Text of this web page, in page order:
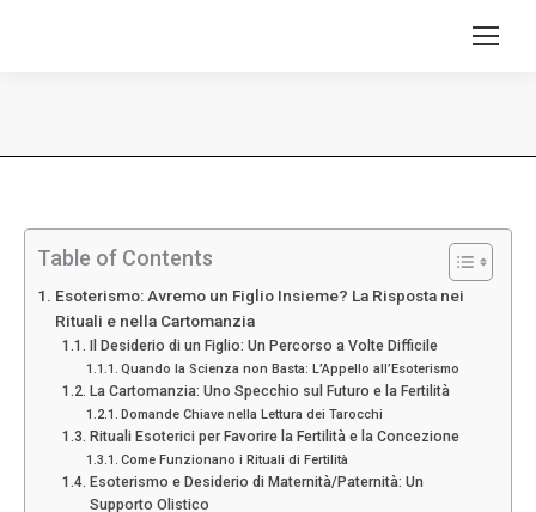
Table of Contents
Esoterismo: Avremo un Figlio Insieme? La Risposta nei
Rituali e nella Cartomanzia
Il Desiderio di un Figlio: Un Percorso a Volte Difficile
Quando la Scienza non Basta: L’Appello all’Esoterismo
La Cartomanzia: Uno Specchio sul Futuro e la Fertilità
Domande Chiave nella Lettura dei Tarocchi
Rituali Esoterici per Favorire la Fertilità e la Concezione
Come Funzionano i Rituali di Fertilità
Esoterismo e Desiderio di Maternità/Paternità: Un
Supporto Olistico